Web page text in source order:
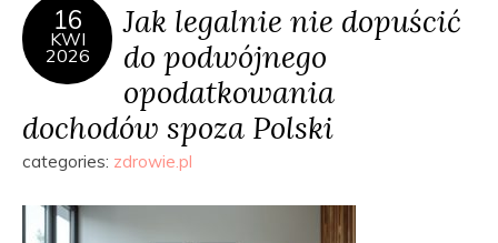
16
KWI
2026
Jak legalnie nie dopuścić
do podwójnego
opodatkowania
dochodów spoza Polski
categories: zdrowie.pl